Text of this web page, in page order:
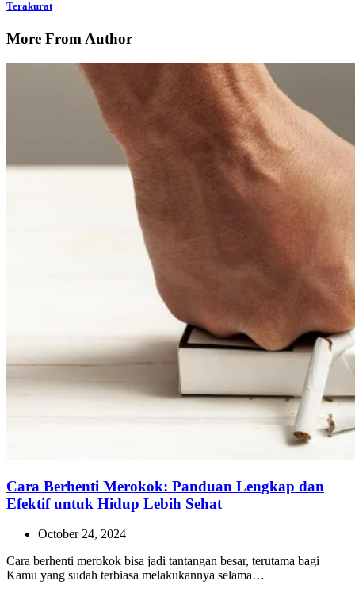
Terakurat
More From Author
Cara Berhenti Merokok: Panduan Lengkap dan
Efektif untuk Hidup Lebih Sehat
October 24, 2024
Cara berhenti merokok bisa jadi tantangan besar, terutama bagi
Kamu yang sudah terbiasa melakukannya selama…